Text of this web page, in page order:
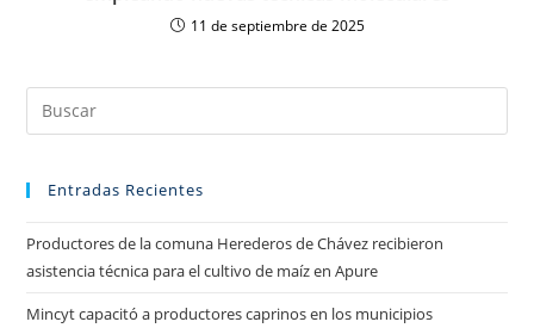
11 de septiembre de 2025
Entradas Recientes
Productores de la comuna Herederos de Chávez recibieron
asistencia técnica para el cultivo de maíz en Apure
Mincyt capacitó a productores caprinos en los municipios